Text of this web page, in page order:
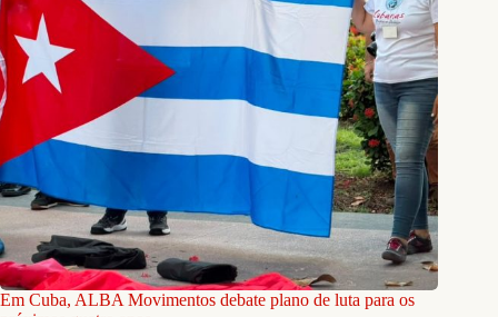
Em Cuba, ALBA Movimentos debate plano de luta para os